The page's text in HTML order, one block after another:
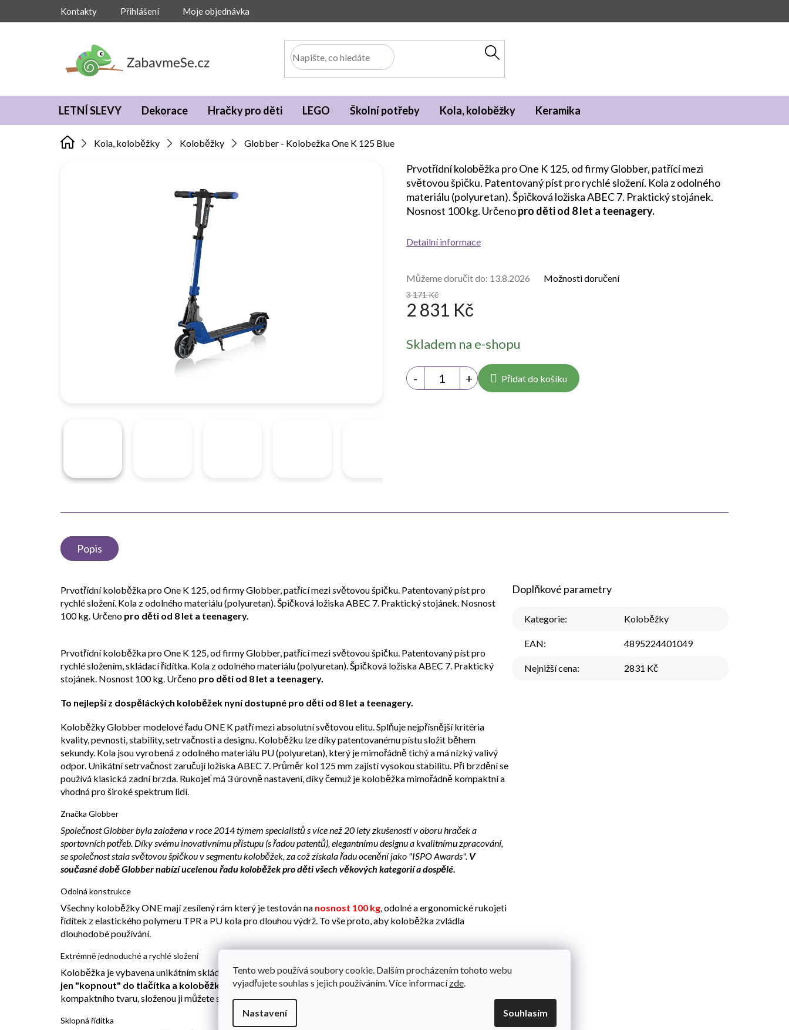
Tento web používá soubory cookie. Dalším procházením tohoto webu
vyjadřujete souhlas s jejich používáním. Více informacízde.
Nastavení Souhlasím
Kontakty Přihlášení Moje objednávka
LETNÍ SLEVY Dekorace Hračky pro děti LEGO Školní potřeby Kola, koloběžky Keramika
Kola, koloběžky Koloběžky Globber - Kolobežka One K 125 Blue
3 171 Kč
2 831 Kč
cena:
Skladem na e-shopu
Můžeme doručit do: 13.8.2026 Možnosti doručení
Přidat do košíku
Prvotřídní koloběžka pro One K 125, od firmy Globber, patřící mezi
světovou špičku. Patentovaný píst pro rychlé složení. Kola z odolného
materiálu (polyuretan). Špičková ložiska ABEC 7. Praktický stojánek.
Nosnost 100 kg. Určenopro děti od 8 let a teenagery.
Detailní informace
Popis
Prvotřídní koloběžka pro One K 125, od firmy Globber, patřící mezi světovou špičku. Patentovaný píst pro
rychlé složení. Kola z odolného materiálu (polyuretan). Špičková ložiska ABEC 7. Praktický stojánek. Nosnost
100 kg. Určeno pro děti od 8 let a teenagery.
Prvotřídní koloběžka pro One K 125, od firmy Globber, patřící mezi světovou špičku. Patentovaný píst pro
rychlé složením, skládací řídítka. Kola z odolného materiálu (polyuretan). Špičková ložiska ABEC 7. Praktický
stojánek. Nosnost 100 kg. Určeno pro děti od 8 let a teenagery.
To nejlepší z dospěláckých koloběžek nyní dostupné pro děti od 8 let a teenagery.
Koloběžky Globber modelové řadu ONE K patří mezi absolutní světovou elitu. Splňuje nejpřísnější kritéria
kvality, pevnosti, stability, setrvačnosti a designu. Koloběžku lze díky patentovanému pístu složit během
sekundy. Kola jsou vyrobená z odolného materiálu PU (polyuretan), který je mimořádně tichý a má nízký valivý
odpor. Unikátní setrvačnost zaručují ložiska ABEC 7. Průměr kol 125 mm zajistí vysokou stabilitu. Při brzdění se
používá klasická zadní brzda. Rukojeť má 3 úrovně nastavení, díky čemuž je koloběžka mimořádně kompaktní a
vhodná pro široké spektrum lidí.
Značka Globber
Společnost Globber byla založena v roce 2014 týmem specialistů s více než 20 lety zkušeností v oboru hraček a
sportovních potřeb. Díky svému inovativnímu přístupu (s řadou patentů), elegantnímu designu a kvalitnímu zpracování,
se společnost stala světovou špičkou v segmentu koloběžek, za což získala řadu ocenění jako "ISPO Awards". V
současné době Globber nabízí ucelenou řadu koloběžek pro děti všech věkových kategorií a dospělé.
Odolná konstrukce
Všechny koloběžky ONE mají zesílený rám který je testován na nosnost 100 kg , odolné a ergonomické rukojeti
řídítek z elastického polymeru TPR a PU kola pro dlouhou výdrž. To vše proto, aby koloběžka zvládla
dlouhodobé používání.
Extrémně jednoduché a rychlé složení
Koloběžka je vybavena unikátním skládacím systémem.Patentovaný píst usnadní a urychlí skládání. Stačí
jen "kopnout" do tlačítka a koloběžka je během jedné sekundy složena.Koloběžka se tak dostane do velmi
kompaktního tvaru, složenou ji můžete snadno převážet, uskladnit nebo vést za sebou.
Sklopná řídítka
Doplňkové parametry
Kategorie: Koloběžky
EAN: 4895224401049
Nejnižší cena: 2831 Kč